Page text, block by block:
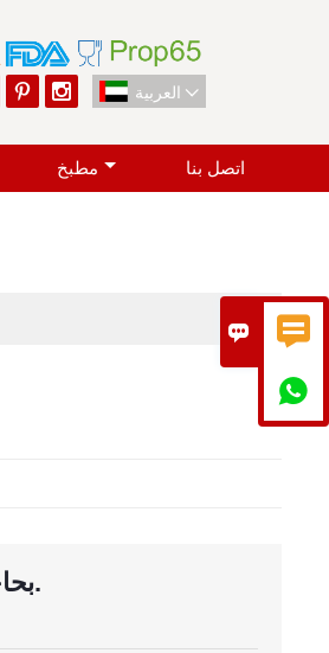
 

  العربية 
مطبخ اتصل بنا
بحاجة إلى فكرة الأواني الزجاجية المخصصة؟ استفسر الان.